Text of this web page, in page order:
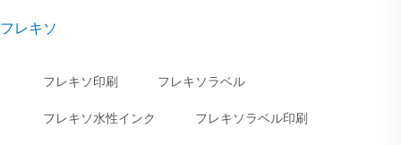
フレキソ
フレキソ印刷 フレキソラベル
フレキソ水性インク フレキソラベル印刷